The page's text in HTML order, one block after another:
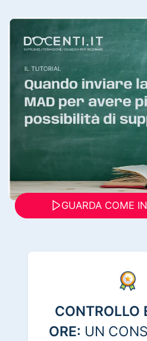
GUARDA COME
CONTROLLO
ORE: UN